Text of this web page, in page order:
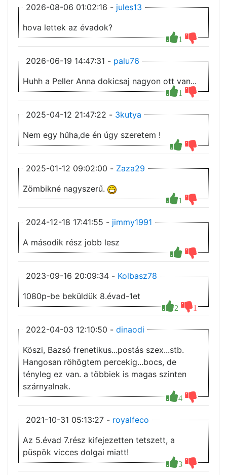
2026-08-06 01:02:16 - jules13
1
hova lettek az évadok?
2026-06-19 14:47:31 - palu76
1
Huhh a Peller Anna dokicsaj nagyon ott van...
2025-04-12 21:47:22 - 3kutya
Nem egy hűha,de én úgy szeretem !
2025-01-12 09:02:00 - Zaza29
1
Zömbikné nagyszerű.
2024-12-18 17:41:55 - jimmy1991
A második rész jobb lesz
2023-09-16 20:09:34 - Kolbasz78
2 1
1080p-be beküldük 8.évad-1et
2022-04-03 12:10:50 - dinaodi
4
Köszi, Bazsó frenetikus...postás szex...stb.
Hangosan röhögtem percekig...bocs, de
tényleg ez van. a többiek is magas szinten
szárnyalnak.
2021-10-31 05:13:27 - royalfeco
3
Az 5.évad 7.rész kifejezetten tetszett, a
püspök vicces dolgai miatt!